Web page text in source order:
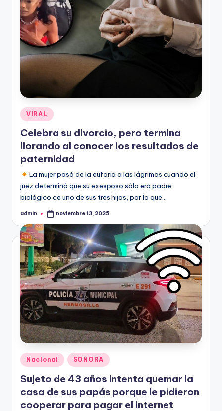
Publicado
en
VIRAL
Celebra su divorcio, pero termina
llorando al conocer los resultados de
paternidad
La mujer pasó de la euforia a las lágrimas cuando el
juez determinó que su exesposo sólo era padre
biológico de uno de sus tres hijos, por lo que…
Publicado
admin noviembre 13, 2025
Publicado
en
Nacional SONORA
Sujeto de 43 años intenta quemar la
casa de sus papás porque le pidieron
cooperar para pagar el internet